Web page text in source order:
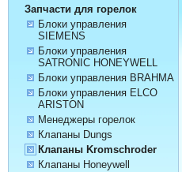
Запчасти для горелок
Блоки управления
SIEMENS
Блоки управления
SATRONIC HONEYWELL
Блоки управления BRAHMA
Блоки управления ELCO
ARISTON
Менеджеры горелок
Клапаны Dungs
Клапаны Kromschroder
Клапаны Honeywell